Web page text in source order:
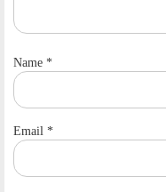
Name *
Email *